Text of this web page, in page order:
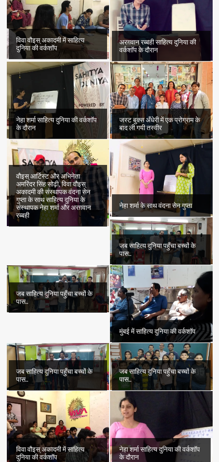
तीसरा
विवा वौइस् अकादमी में साहित्य
दुनिया की वर्कशॉप
अरग़वान रब्बही साहित्य दुनिया की
वर्कशॉप के दौरान
नेहा शर्मा साहित्य दुनिया की वर्कशॉप
के दौरान
जस्ट बुक्स अँधेरी में एक प्रोग्राम के
बाद ली गयी तस्वीर
वौइस् आर्टिस्ट और अभिनेता
अमरिंदर सिंह सोढ़ी, विवा वौइस्
अकादमी की संस्थापक वंदना सेन
गुप्ता के साथ साहित्य दुनिया के
संस्थापक नेहा शर्मा और अरग़वान
रब्बही
नेहा शर्मा के साथ वंदना सेन गुप्ता
जब साहित्य दुनिया पहुँचा बच्चों के
पास..
जब साहित्य दुनिया पहुँचा बच्चों के
पास..
मुंबई में साहित्य दुनिया की वर्कशॉप
जब साहित्य दुनिया पहुँचा बच्चों के
पास..
जब साहित्य दुनिया पहुँचा बच्चों के
पास..
विवा वौइस् अकादमी में साहित्य
दुनिया की वर्कशॉप
नेहा शर्मा साहित्य दुनिया की वर्कशॉप
के दौरान